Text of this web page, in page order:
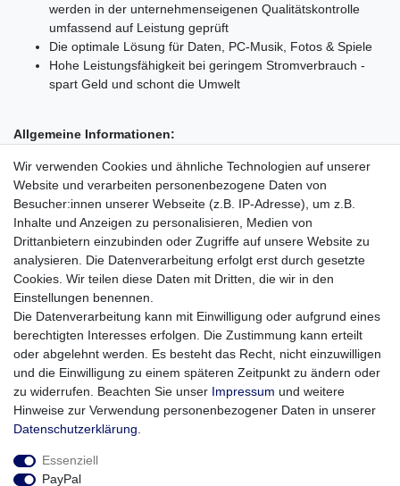
werden in der unternehmenseigenen Qualitätskontrolle
umfassend auf Leistung geprüft
Die optimale Lösung für Daten, PC-Musik, Fotos & Spiele
Hohe Leistungsfähigkeit bei geringem Stromverbrauch -
spart Geld und schont die Umwelt
Allgemeine Informationen:
Hersteller-Artikelnummer: 177113
Marke: Platinum
Modell: Ultra High Performance
Produkttyp: SDHC Speicherkarte
Technische Informationen:
Speicherkapazität: 16 GB
Leistungsklasse: Class 6
Lesegeschwindigkeit: bis zu 25 MB/s
Schreibgeschwindigkeit: bis zu 6 MB/s
Betriebssystem: Windows® Vista, XP, 2000, ME und 98SE,
Mac OS 9.0 und höher, Linux 2.4.0 und höher
Gewicht: ~ 2 g
Wir verwenden Cookies und ähnliche Technologien auf unserer
Website und verarbeiten personenbezogene Daten von
Besucher:innen unserer Webseite (z.B. IP-Adresse), um z.B.
Inhalte und Anzeigen zu personalisieren, Medien von
Drittanbietern einzubinden oder Zugriffe auf unsere Website zu
analysieren. Die Datenverarbeitung erfolgt erst durch gesetzte
Cookies. Wir teilen diese Daten mit Dritten, die wir in den
Einstellungen benennen.
Die Datenverarbeitung kann mit Einwilligung oder aufgrund eines
berechtigten Interesses erfolgen. Die Zustimmung kann erteilt
oder abgelehnt werden. Es besteht das Recht, nicht einzuwilligen
und die Einwilligung zu einem späteren Zeitpunkt zu ändern oder
zu widerrufen. Beachten Sie unser Impressum und weitere
Hinweise zur Verwendung personenbezogener Daten in unserer
Daten­schutz­erklärung
Essenziell
PayPal